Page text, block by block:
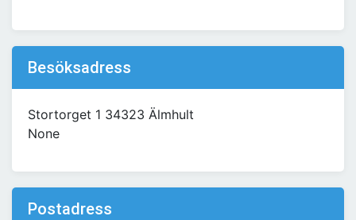
Besöksadress
Stortorget 1 34323 Älmhult
None
Postadress